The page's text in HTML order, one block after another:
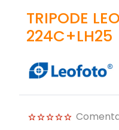
TRIPODE
224C+LH25